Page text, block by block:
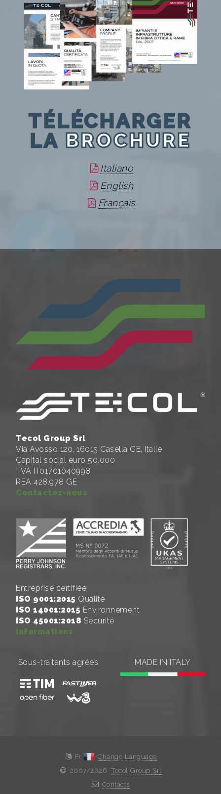
TÉLÉCHARGER
LA BROCHURE
Italiano
English
Français
Tecol Group Srl
Via Avosso 120, 16015 Casella GE, Italie
Capital social euro 50.000
TVA IT01701040998
REA 428.978 GE
Contactez-nous
Entreprise certifiée
ISO 9001:2015 Qualité
ISO 14001:2015 Environnement
ISO 45001:2018 Sécurité
informations
Sous-traitants agréés MADE IN ITALY
Fr
Change Language
2007/2026 Tecol Group Srl
Contacts